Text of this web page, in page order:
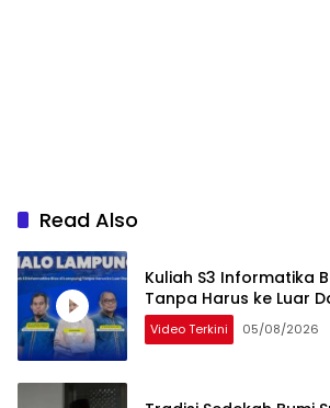
Read Also
Kuliah S3 Informatika
Tanpa Harus ke Luar
Video Terkini 05/08/2026